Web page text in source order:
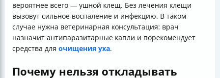
вероятнее всего — ушной клещ. Без лечения клещи
вызовут сильное воспаление и инфекцию. В таком
случае нужна ветеринарная консультация: врач
назначит антипаразитарные капли и порекомендует
средства для очищения уха.
Почему нельзя откладывать